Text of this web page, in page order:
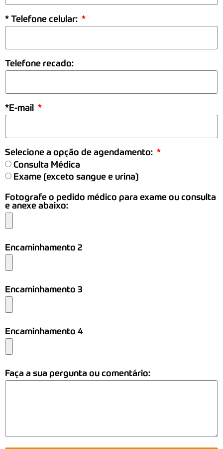
* Telefone celular:
Telefone recado:
*E-mail
Selecione a opção de agendamento:
Consulta Médica
Exame (exceto sangue e urina)
Fotografe o pedido médico para exame ou consulta
e anexe abaixo:
Encaminhamento 2
Encaminhamento 3
Encaminhamento 4
Faça a sua pergunta ou comentário: